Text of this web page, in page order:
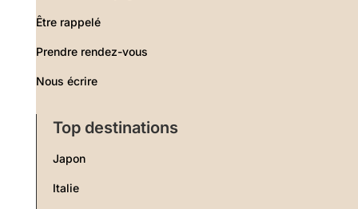
Être rappelé
Prendre rendez-vous
Nous écrire
Top destinations
Japon
Italie